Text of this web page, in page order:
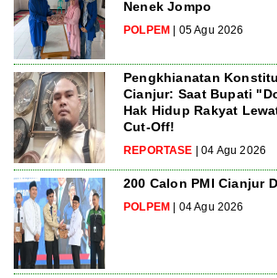
Nenek Jompo
POLPEM | 05 Agu 2026
Pengkhianatan
Cianjur: Saat Bupati
Hak Hidup Rakyat
Cut-Off!
REPORTASE | 04 Agu 2026
200 Calon PMI Cianjur
POLPEM | 04 Agu 2026